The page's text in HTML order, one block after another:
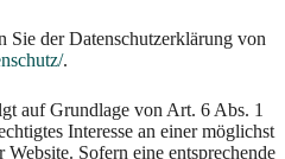
Sie der Datenschutzerklärung von
.
auf Grundlage von Art. 6 Abs. 1
Interesse an einer möglichst
Sofern eine entsprechende